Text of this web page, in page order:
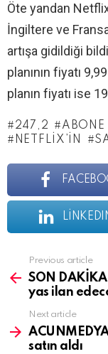
Öte yandan Netflix
İngiltere ve
artışa gidildiği
planının fiyatı
planın fiyatı ise
247,2 ABONE
NETFLIX’IN
more
Previous article
SON
yas ilan
Next article
satın aldı